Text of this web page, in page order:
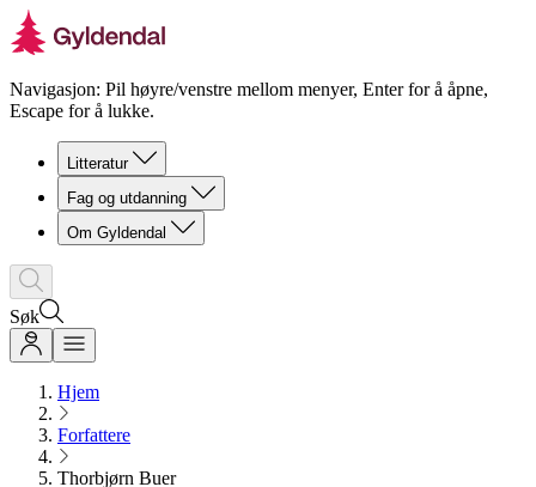
Navigasjon: Pil høyre/venstre mellom menyer, Enter for å åpne,
Escape for å lukke.
Litteratur
Fag og utdanning
Om Gyldendal
Søk
Hjem
Forfattere
Thorbjørn Buer